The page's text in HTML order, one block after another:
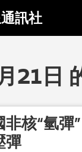
訊社
21日
核“氫彈
彈